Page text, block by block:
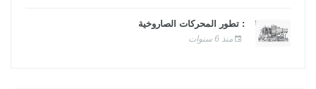
: تطور المحركات الصاروخية
منذ 6 سنوات